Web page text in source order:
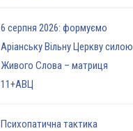
6 серпня 2026: формуємо
Аріанську Вільну Церкву силою
Живого Слова – матриця
11+АВЦ
Психопатична тактика